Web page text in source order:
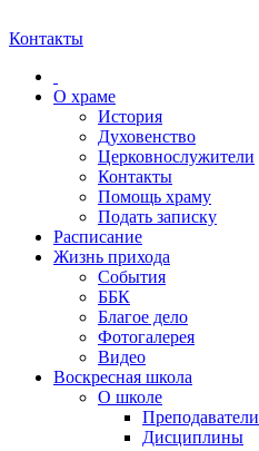
Контакты
О храме
История
Духовенство
Церковнослужители
Контакты
Помощь храму
Подать записку
Расписание
Жизнь прихода
События
ББК
Благое дело
Фотогалерея
Видео
Воскресная школа
О школе
Преподаватели
Дисциплины